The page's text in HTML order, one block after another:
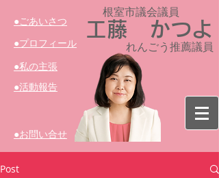
​●ごあいさつ
​●プロフィール
​●活動報告
​●私の主張
​●お問い合せ
工藤 かつよ
根室市議会議員​
れんごう推薦議員
Post